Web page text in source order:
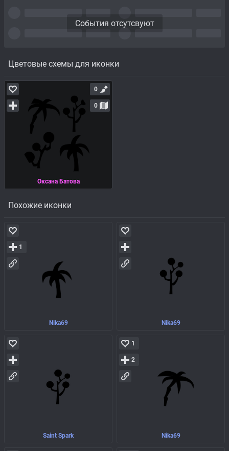
Цветовые схемы для иконки
Оксана Батова
0
0
Похожие иконки
Nika69
1
Nika69
Saint Spark Nika69
1
2
События отсутсвуют